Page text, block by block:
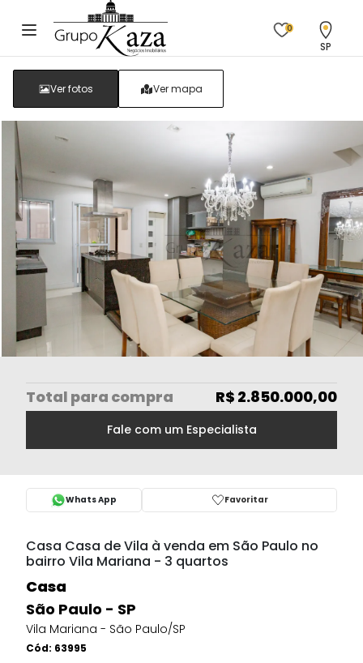
0
SP
Ver fotos Ver mapa
Casa Casa de Vila à venda em São Paulo no
bairro Vila Mariana - 3 quartos
Casa
São Paulo - SP
Vila Mariana - São Paulo/SP
Cód: 63995
Total para compra R$ 2.850.000,00
Fale com um Especialista
Whats App Favoritar